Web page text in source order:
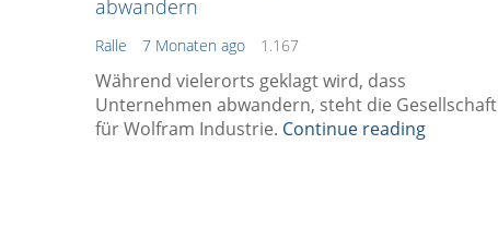
abwandern
Ralle 7 Monaten ago 1.167
Während vielerorts geklagt wird, dass
Unternehmen abwandern, steht die Gesellschaft
für Wolfram Industrie. Continue reading